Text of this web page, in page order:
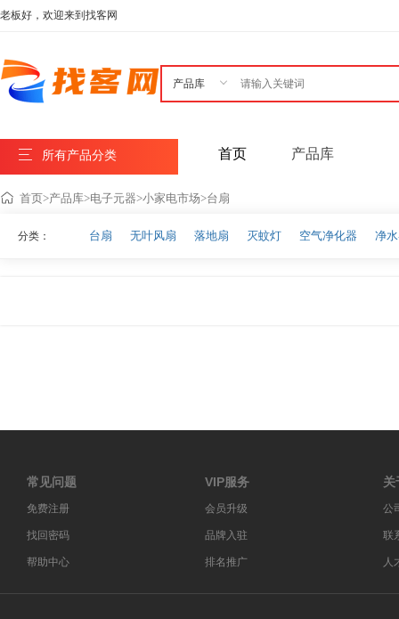
老板好，欢迎来到找客网
 所有产品分类 首页 产品库
首页>产品库>电子元器>小家电市场>台扇
分类： 台扇 无叶风扇 落地扇 灭蚊灯 空气净化器
净
常见问题
免费注册
找回密码
帮助中心
VIP服务
会员升级
品牌入驻
排名推广
关
公
联
人